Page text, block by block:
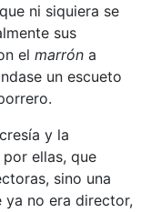
ni siquiera se
sus
el marrón a
un escueto
y la
ellas, que
sino una
ya no era director,